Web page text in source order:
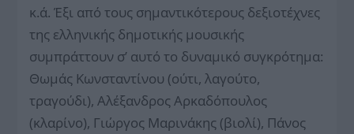
κ.ά. Έξι από τους σημαντικότερους δεξιοτέχνες
της ελληνικής δημοτικής μουσικής
συμπράττουν σ’ αυτό το δυναμικό συγκρότημα:
Θωμάς Κωνσταντίνου (ούτι, λαγούτο,
τραγούδι), Αλέξανδρος Αρκαδόπουλος
(κλαρίνο), Γιώργος Μαρινάκης (βιολί), Πάνος